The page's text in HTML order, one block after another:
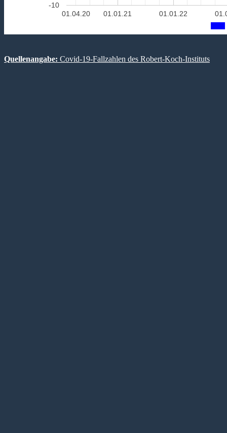
01.01.21 01.01.22
01.04.20
-10
Quellenangabe: Covid-19-Fallzahlen des Robert-Koch-Instituts